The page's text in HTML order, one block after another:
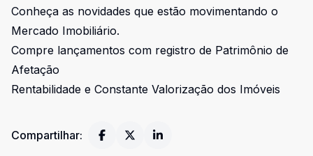
Conheça as novidades que estão movimentando o
Mercado Imobiliário.
Compre lançamentos com registro de Patrimônio de
Afetação
Rentabilidade e Constante Valorização dos Imóveis
Compartilhar: